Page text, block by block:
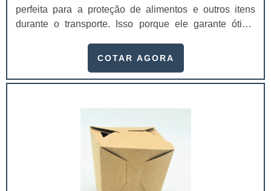
medicamentos.
perfeita para a proteção de alimentos e outros itens
durante o transporte. Isso porque ele garante ótima
ambiente, a qualidade e sua integridade, chegando a
caixas são produzidas com materiais resistentes e
produtos e o meio ambiente, já que não causa .
COTAR AGORA